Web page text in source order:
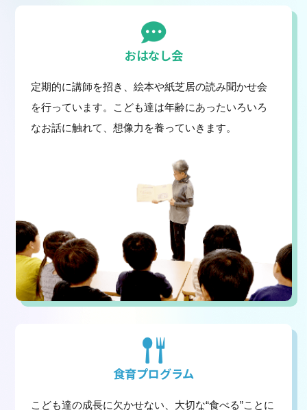
おはなし会
定期的に講師を招き、絵本や紙芝居の読み聞かせ会
を行っています。こども達は年齢にあったいろいろ
なお話に触れて、想像力を養っていきます。
食育プログラム
こども達の成長に欠かせない、大切な“食べる”ことに